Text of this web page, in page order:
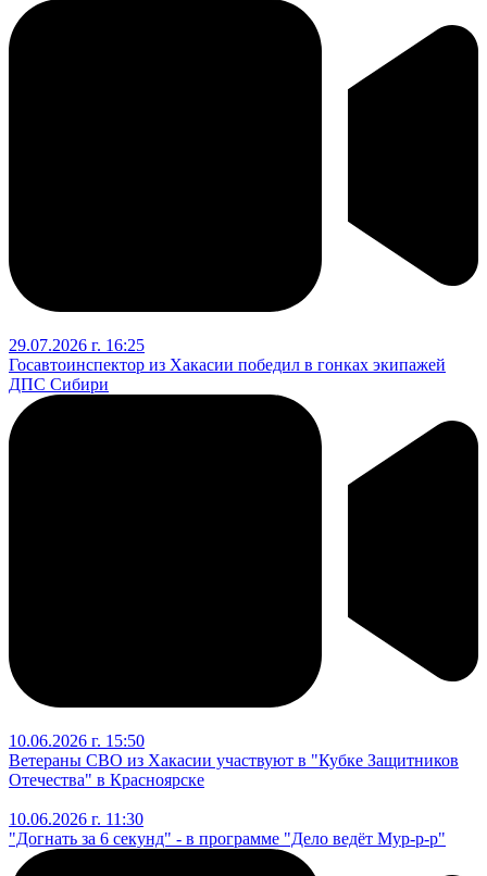
29.07.2026 г. 16:25
Госавтоинспектор из Хакасии победил в гонках экипажей
ДПС Сибири
10.06.2026 г. 15:50
Ветераны СВО из Хакасии участвуют в "Кубке Защитников
Отечества" в Красноярске
10.06.2026 г. 11:30
"Догнать за 6 секунд" - в программе "Дело ведёт Мур-р-р"